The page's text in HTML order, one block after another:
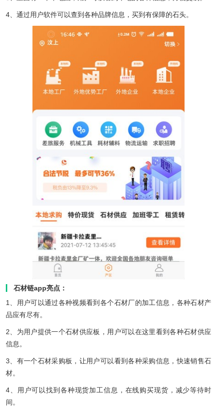
4、通过用户软件可以查到各种品牌信息，买到有保障的石头。
石材链app亮点：
1、用户可以通过各种视频看到各个石材厂的加工信息，各种石材产
品应有尽有。
2、为用户提供一个石材供应板，用户可以在这里看到各种石材供应
信息。
3、有一个石材采购板，让用户可以看到各种采购信息，快速销售石
材。
4、用户可以找到各种现货加工信息，在线购买现货，减少等待时
间。